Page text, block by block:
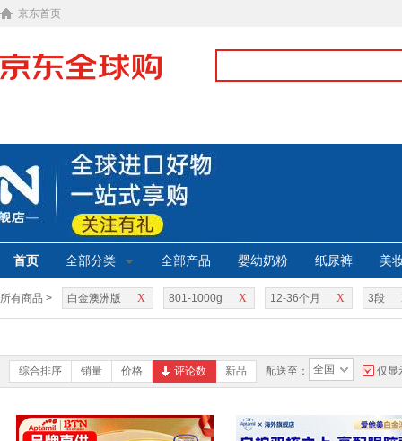
京东首页
首页 全部分类 全部产品 婴幼奶粉 纸尿裤 美
所有商品 > X
白金澳洲版 X
801-1000g X
12-36个月 3段
综合排序 销量 价格 评论数 新品 配送至： 全国 仅显